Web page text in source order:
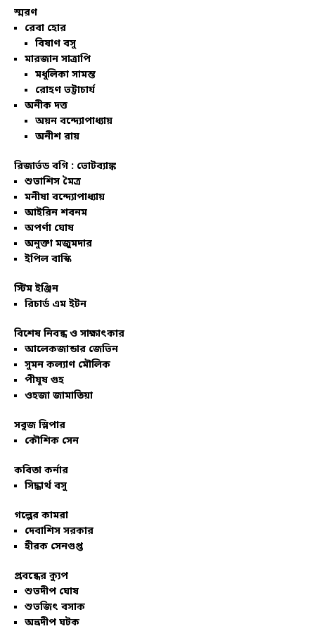
স্মরণ
রেবা হোর
বিষাণ বসু
মারজান সাত্রাপি
মধুলিকা সামন্ত
রোহণ ভট্টাচার্য
অনীক দত্ত
অয়ন বন্দ্যোপাধ্যায়
অনীশ রায়
রিজার্ভড বগি : ভোটব্যাঙ্ক
শুভাশিস মৈত্র
মনীষা বন্দ্যোপাধ্যায়
আইরিন শবনম
অপর্ণা ঘোষ
অনুক্তা মজুমদার
ইপিল বাস্কি
স্টিম ইঞ্জিন
রিচার্ড এম ইটন
বিশেষ নিবন্ধ ও সাক্ষাৎকার
আলেকজান্ডার জেভিন
সুমন কল্যাণ মৌলিক
পীযূষ গুহ
ওহজা জামাতিয়া
সবুজ স্লিপার
কৌশিক সেন
কবিতা কর্নার
সিদ্ধার্থ বসু
গল্পের কামরা
দেবাশিস সরকার
হীরক সেনগুপ্ত
প্রবন্ধের ক্যুপ
শুভদীপ ঘোষ
শুভজিৎ বসাক
অভ্রদীপ ঘটক